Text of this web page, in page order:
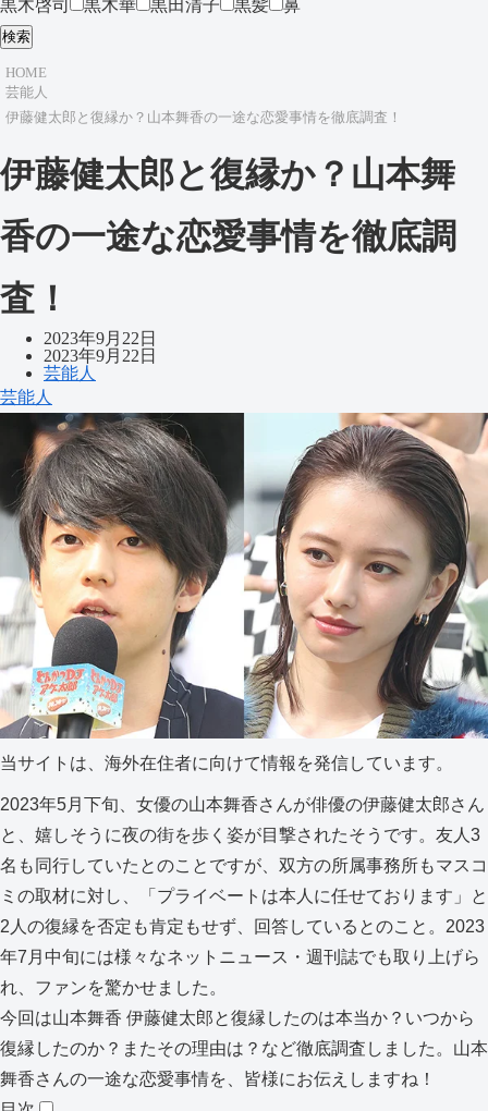
黒木啓司
黒木華 黒田清子 黒髪 鼻
検索
HOME
芸能人
伊藤健太郎と復縁か？山本舞香の一途な恋愛事情を徹底調査！
伊藤健太郎と復縁か？山本舞
香の一途な恋愛事情を徹底調
査！
2023年9月22日
2023年9月22日
芸能人
芸能人
当サイトは、海外在住者に向けて情報を発信しています。
2023年5月下旬、女優の山本舞香さんが俳優の伊藤健太郎さん
と、嬉しそうに夜の街を歩く姿が目撃されたそうです。友人3
名も同行していたとのことですが、双方の所属事務所もマスコ
ミの取材に対し、「プライベートは本人に任せております」と
2人の復縁を否定も肯定もせず、回答しているとのこと。2023
年7月中旬には様々なネットニュース・週刊誌でも取り上げら
れ、ファンを驚かせました。
今回は山本舞香 伊藤健太郎と復縁したのは本当か？いつから
復縁したのか？またその理由は？など徹底調査しました。山本
舞香さんの一途な恋愛事情を、皆様にお伝えしますね！